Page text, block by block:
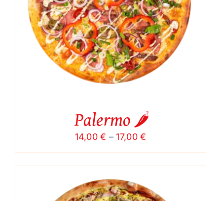
Palermo 🌶️
14,00€ – 17,00€
range:
14,00 €
17,00 €